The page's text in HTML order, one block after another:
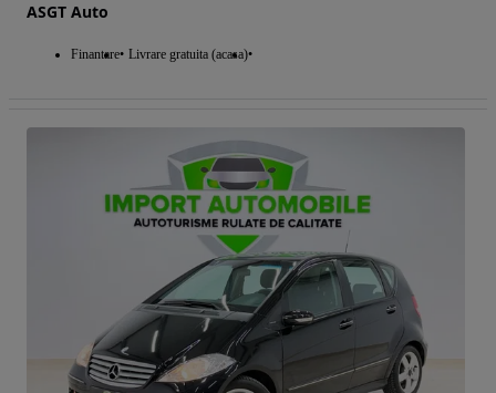
ASGT Auto
Finantare Livrare gratuita (acasa)